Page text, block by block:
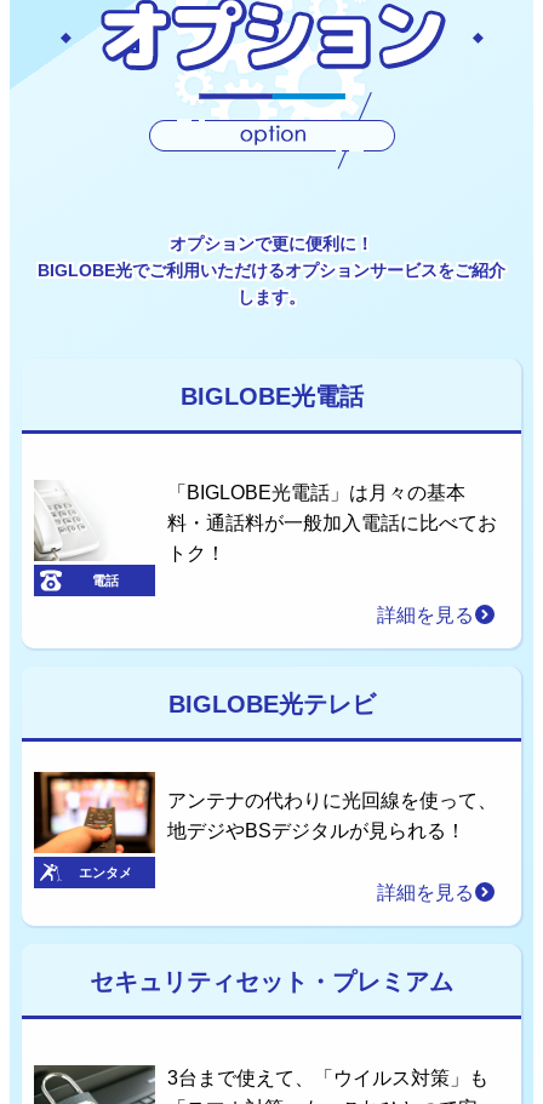
オプションで更に便利に！
BIGLOBE光でご利用いただけるオプションサービスをご紹介
します。
電話
BIGLOBE光電話
「BIGLOBE光電話」は月々の基本
料・通話料が一般加入電話に比べてお
トク！
詳細を見る
エンタメ
BIGLOBE光テレビ
アンテナの代わりに光回線を使って、
地デジやBSデジタルが見られる！
詳細を見る
セキュリティセット・プレミアム
3台まで使えて、「ウイルス対策」も